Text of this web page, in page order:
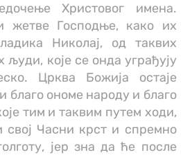
Христовог имена.
жетве Господње, како их
Николај, од таквих
људи, које се онда уграђују
Црква Божија остаје
благо ономе народу и благо
тим и таквим путем ходи,
свој Часни крст и спремно
јер зна да ће после